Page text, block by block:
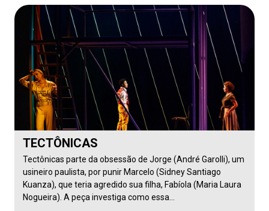
TECTÔNICAS
Tectônicas parte da obsessão de Jorge (André Garolli), um
usineiro paulista, por punir Marcelo (Sidney Santiago
Kuanza), que teria agredido sua filha, Fabíola (Maria Laura
Nogueira). A peça investiga como essa…